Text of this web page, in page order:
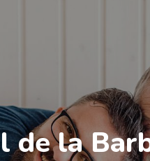
de la